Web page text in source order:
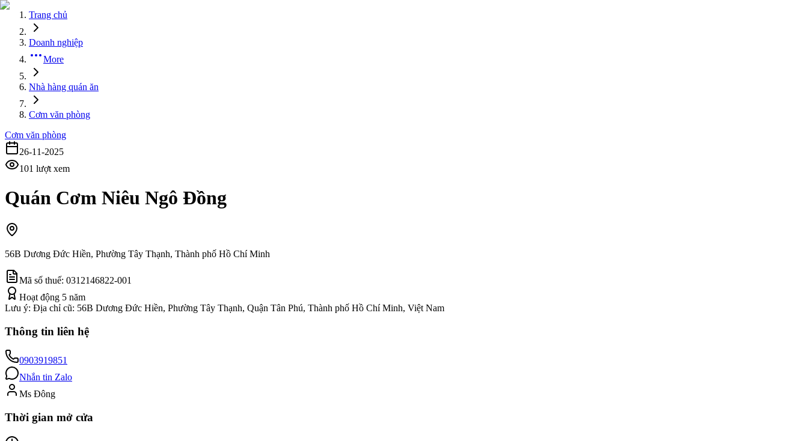
Trang chủ
Doanh nghiệp
More
Nhà hàng quán ăn
Cơm văn phòng
Cơm văn phòng
26-11-2025
101 lượt xem
Quán Cơm Niêu Ngô Đồng
56B Dương Đức Hiền, Phường Tây Thạnh, Thành phố Hồ Chí Minh
Mã số thuế: 0312146822-001
Hoạt động 5 năm
Lưu ý: Địa chỉ cũ: 56B Dương Đức Hiền, Phường Tây Thạnh, Quận Tân Phú, Thành phố Hồ Chí Minh, Việt Nam
Thông tin liên hệ
0903919851
Nhắn tin Zalo
Ms Đông
Thời gian mở cửa